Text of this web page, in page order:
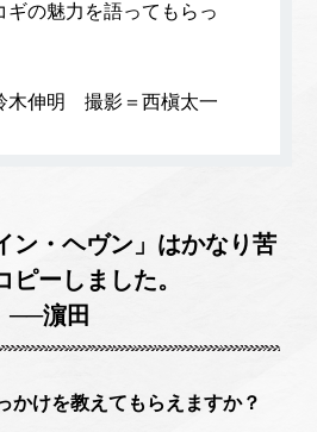
ギの魅力を語ってもらっ
木伸明 撮影＝西槇太一
ン・ヘヴン」はかなり苦
ピーしました。
──濵田
かけを教えてもらえますか？